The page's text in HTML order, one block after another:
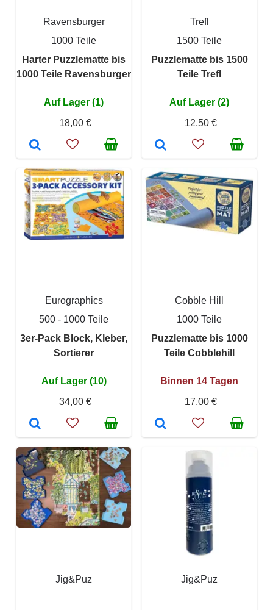
Ravensburger
1000 Teile
Harter Puzzlematte bis
1000 Teile Ravensburger
Auf Lager (1)
18,00 €
Trefl
1500 Teile
Puzzlematte bis 1500
Teile Trefl
Auf Lager (2)
12,50 €
Eurographics
500 - 1000 Teile
3er-Pack Block, Kleber,
Sortierer
Auf Lager (10)
34,00 €
Cobble Hill
1000 Teile
Puzzlematte bis 1000
Teile Cobblehill
Binnen 14 Tagen
17,00 €
Jig&Puz Jig&Puz